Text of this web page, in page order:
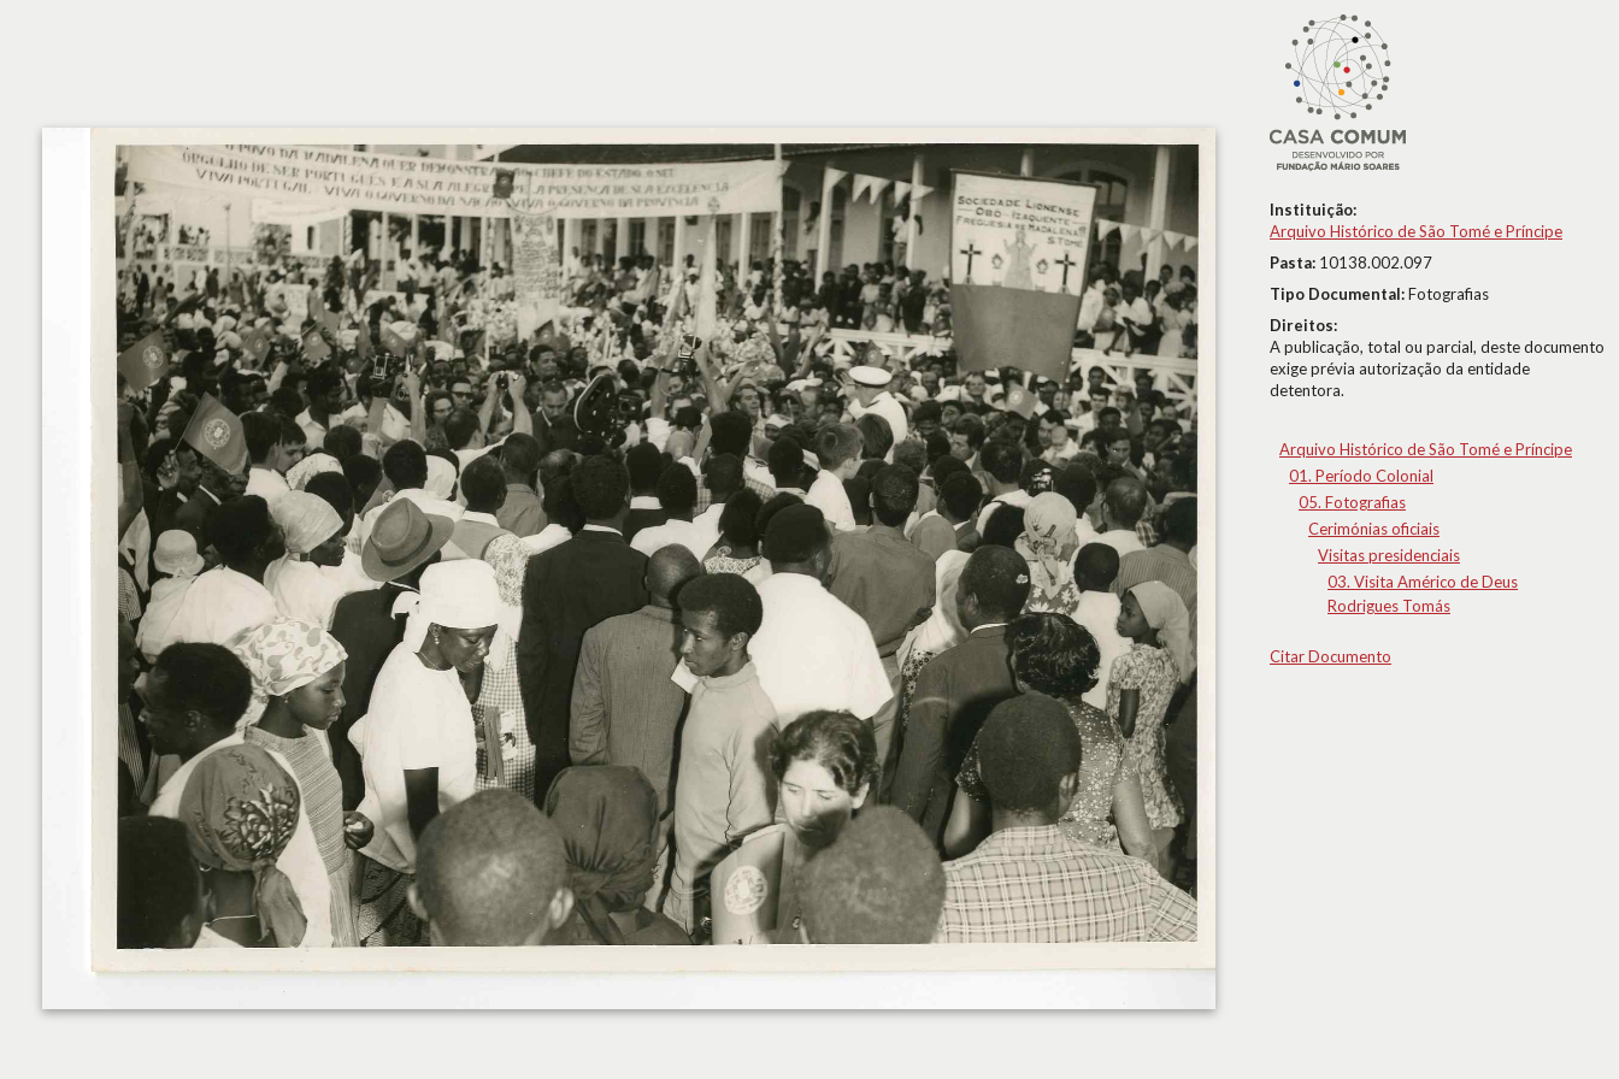
Instituição:
Arquivo Histórico de São Tomé e Príncipe
Pasta: 10138.002.097
Tipo Documental:Fotografias
Direitos:
A publicação, total ou parcial, deste documento
exige prévia autorização da entidade
detentora.
Arquivo Histórico de São Tomé e Príncipe
01. Período Colonial
05. Fotografias
Cerimónias oficiais
Visitas presidenciais
03. Visita Américo de Deus
Rodrigues Tomás
Citar Documento